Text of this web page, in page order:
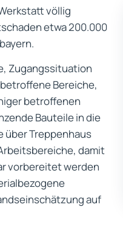
völlig
etwa 200.000
Zugangssituation
Bereiche,
betroffenen
Bauteile in die
über Treppenhaus
damit
vorbereitet werden
auf